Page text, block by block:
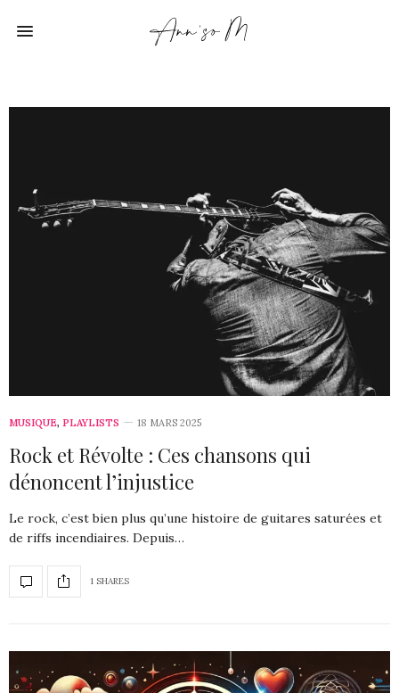
MUSIQUE, PLAYLISTS 18 MARS 2025
Rock et Révolte : Ces chansons qui
dénoncent l’injustice
Le rock, c’est bien plus qu’une histoire de guitares saturées et
de riffs incendiaires. Depuis…
1 SHARES